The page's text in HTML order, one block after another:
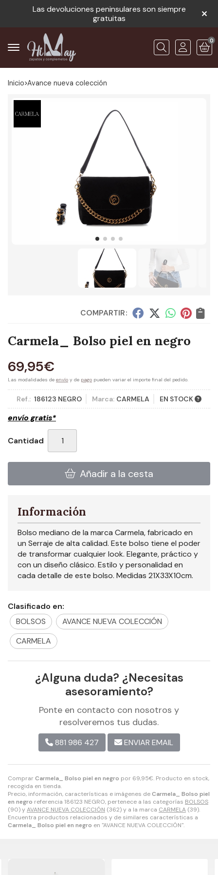
Las devoluciones peninsulares son siempre
gratuitas
Buscar
0
Inicio avance nueva colección
COMPARTIR:
Carmela_ Bolso piel en negro
69,95€
Las modalidades de envío y de pago pueden variar el importe final del pedido.
Ref.: 186123 NEGRO Marca: CARMELA EN STOCK
envío gratis*
Cantidad
Añadir a la cesta
ComprarCarmela_ Bolso piel en negro por 69,95€. Producto en stock,
recogida en tienda.
Precio, información, características e imágenes deCarmela_ Bolso piel
en negro referencia 186123 NEGRO, pertenece a las categorías BOLSOS
(90) y AVANCE NUEVA COLECCIÓN (362) y a la marca CARMELA (39).
Encuentra productos relacionados y de similares características a
Carmela_ Bolso piel en negro en "AVANCE NUEVA COLECCIÓN".
Información
Bolso mediano de la marca Carmela, fabricado en
un Serraje de alta calidad. Este bolso tiene el poder
de transformar cualquier look. Elegante, práctico y
con un diseño clásico. Estilo y personalidad en
cada detalle de este bolso. Medidas 21X33X10cm.
Clasificado en:
BOLSOS
AVANCE NUEVA COLECCIÓN
CARMELA
¿Alguna duda? ¿Necesitas
asesoramiento?
Ponte en contacto con nosotros y
resolveremos tus dudas.
881 986 427 ENVIAR EMAIL